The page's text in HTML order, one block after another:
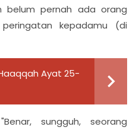
belum pernah ada orang
kepadamu (di
Ayat 25-
sungguh, seorang